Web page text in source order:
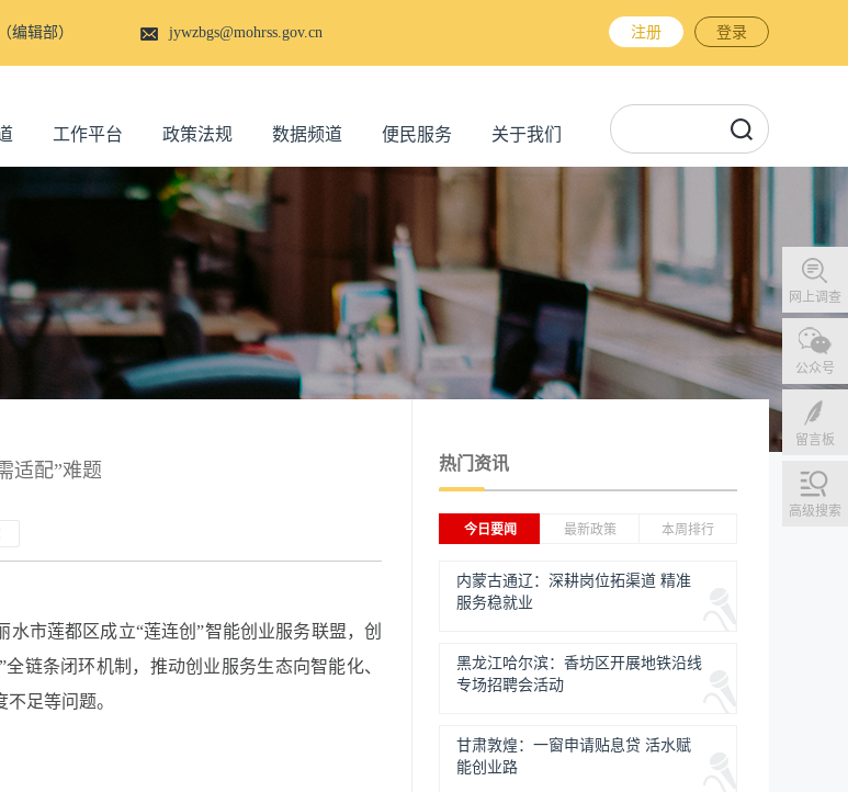
编辑部） jywzbgs@mohrss.gov.cn 注册 登录
工作平台 政策法规 数据频道 便民服务 关于我们
网上调查
公众号
留言板
高级搜索
适配”难题
市莲都区成立“莲连创”智能创业服务联盟，创
链条闭环机制，推动创业服务生态向智能化、
足等问题。
热门资讯
今日要闻 最新政策 本周排行
内蒙古通辽：深耕岗位拓渠道 精准
服务稳就业
黑龙江哈尔滨：香坊区开展地铁沿线
专场招聘会活动
甘肃敦煌：一窗申请贴息贷 活水赋
能创业路